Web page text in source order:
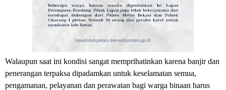
Walaupun saat ini kondisi sangat memprihatinkan karena banjir dan
penerangan terpaksa dipadamkan untuk keselamatan semua,
pengamanan, pelayanan dan perawatan bagi warga binaan harus